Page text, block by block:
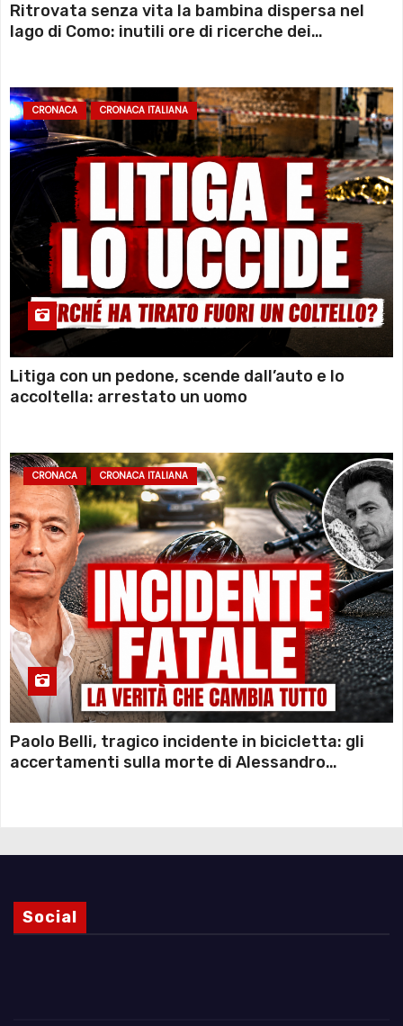
Ritrovata senza vita la bambina dispersa nel
lago di Como: inutili ore di ricerche dei
CRONACA CRONACA ITALIANA
Litiga con un pedone, scende dall’auto e lo
accoltella: arrestato un uomo
CRONACA CRONACA ITALIANA
Paolo Belli, tragico incidente in bicicletta: gli
accertamenti sulla morte di Alessandro
Social